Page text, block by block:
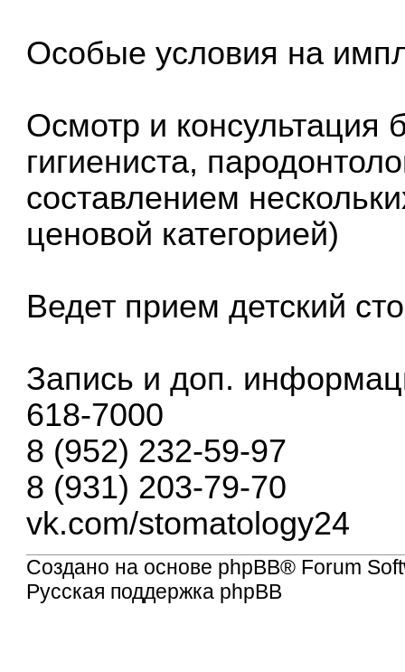
Особые условия на
Осмотр и консультация
гигиениста,
составлением
ценовой категорией)
Ведет прием детский
Запись и доп.
618-7000
8 (952) 232-59-97
8 (931) 203-79-70
vk.com/stomatology24
Создано на основе phpBB® Forum
Русская поддержка phpBB